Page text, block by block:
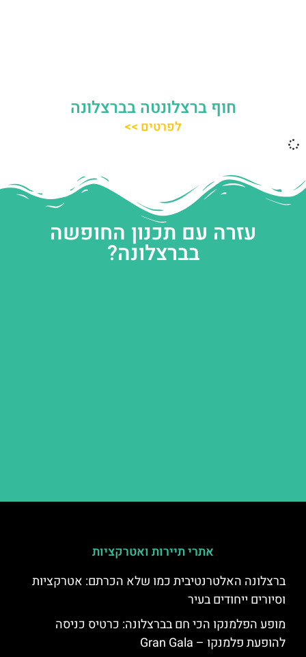
חוף ברצלונטה בברצלונה
לפרטים >>
עזרה עם תכנון החופשה
בברצלונה?
אתרי תיירות ואטרקציות
ברצלונה האלטרנטיבית כמו שלא הכרתם: אטרקציות
וסיורים ייחודים בעיר
מופע הפלמנקו הכי חם בברצלונה: כרטיס כניסה
להופעת פלמנקו – Gran Gala